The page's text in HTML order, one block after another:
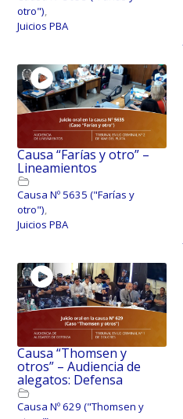
otro"),
Juicios PBA
Causa “Farías y otro” –
Lineamientos
Causa Nº 5635 ("Farías y
otro"),
Juicios PBA
Causa “Thomsen y
otros” – Audiencia de
alegatos: Defensa
Causa Nº 629 ("Thomsen y